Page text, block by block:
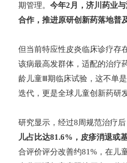
期管理。 今年2月，济川药业
合作，推进原研创新药落地普及
但当前特应性皮炎临床诊疗存
该病最高发群体，适配的治疗
龄儿童Ⅲ期临床试验，这不单
迭代，更是全球儿童创新药研
研究显示，经过8周规范治疗后
儿占比达81.6%，皮疹消退或
合评价评分改善约81%，在儿